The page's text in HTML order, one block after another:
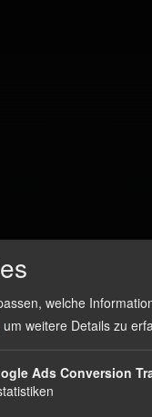
welche
um weitere Details zu
Ads Conversion